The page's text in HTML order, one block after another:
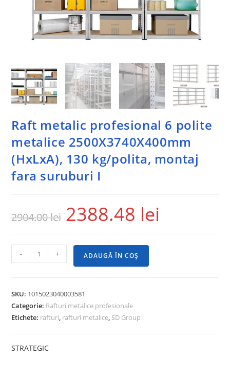
Raft metalic profesional 6 polite
metalice 2500X3740X400mm
(HxLxA), 130 kg/polita, montaj
fara suruburi I
2904.00lei 2388.48 lei
- + ADAUGĂ ÎN COȘ
SKU: 1015023040003581
Categorie: Rafturi metalice profesionale
Etichete: rafturi, rafturi metalice, SD Group
STRATEGIC